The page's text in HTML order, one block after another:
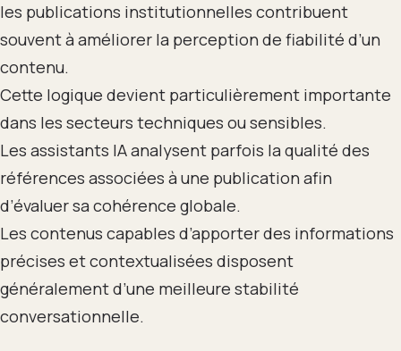
les publications institutionnelles contribuent
souvent à améliorer la perception de fiabilité d’un
contenu.
Cette logique devient particulièrement importante
dans les secteurs techniques ou sensibles.
Les assistants IA analysent parfois la qualité des
références associées à une publication afin
d’évaluer sa cohérence globale.
Les contenus capables d’apporter des informations
précises et contextualisées disposent
généralement d’une meilleure stabilité
conversationnelle.